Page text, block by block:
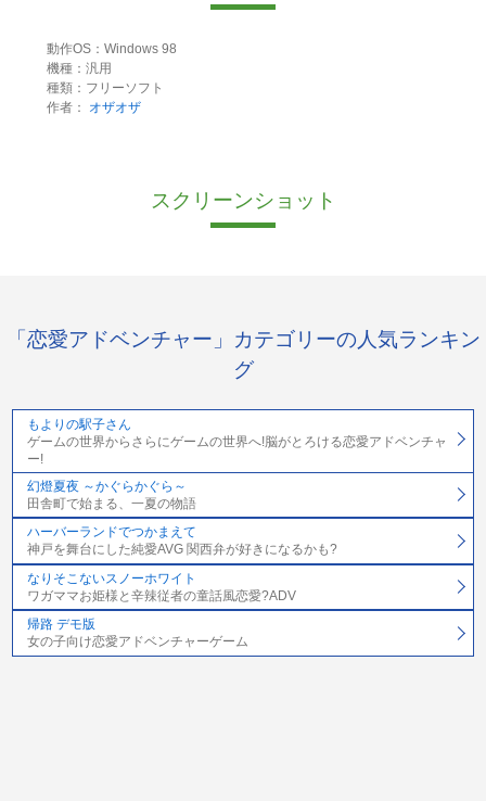
動作OS：Windows 98
機種：汎用
種類：フリーソフト
作者：
オザオザ
スクリーンショット
「恋愛アドベンチャー」カテゴリーの人気ランキン
グ
もよりの駅子さん
ゲームの世界からさらにゲームの世界へ!脳がとろける恋愛アドベンチャ
ー!
幻燈夏夜 ～かぐらかぐら～
田舎町で始まる、一夏の物語
ハーバーランドでつかまえて
神戸を舞台にした純愛AVG 関西弁が好きになるかも?
なりそこないスノーホワイト
ワガママお姫様と辛辣従者の童話風恋愛?ADV
帰路 デモ版
女の子向け恋愛アドベンチャーゲーム